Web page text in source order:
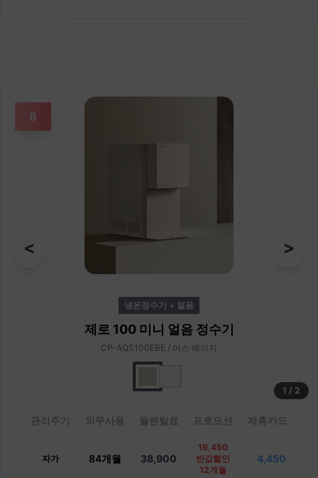
8
< >
냉온정수기 + 얼음
제로 100 미니 얼음 정수기
CP-AQS100EBE / 어스 베이지
1 / 2
관리주기 의무사용 월렌탈료 프로모션 제휴카드
자가 84개월 38,900
19,450
반값할인
12개월
4,450